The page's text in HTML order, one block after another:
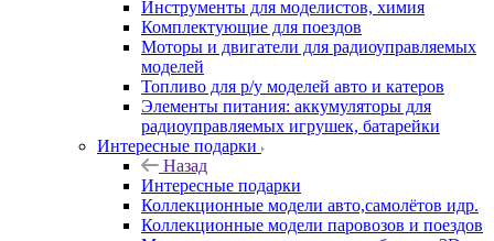
Инструменты для моделистов, химия
Комплектующие для поездов
Моторы и двигатели для радиоуправляемых
моделей
Топливо для р/у моделей авто и катеров
Элементы питания: аккумуляторы для
радиоуправляемых игрушек, батарейки
Интересные подарки
Назад
Интересные подарки
Коллекционные модели авто,самолётов идр.
Коллекционные модели паровозов и поездов